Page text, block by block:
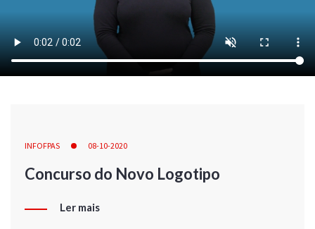
INFOFPAS 08-10-2020
Concurso do Novo Logotipo
Ler mais